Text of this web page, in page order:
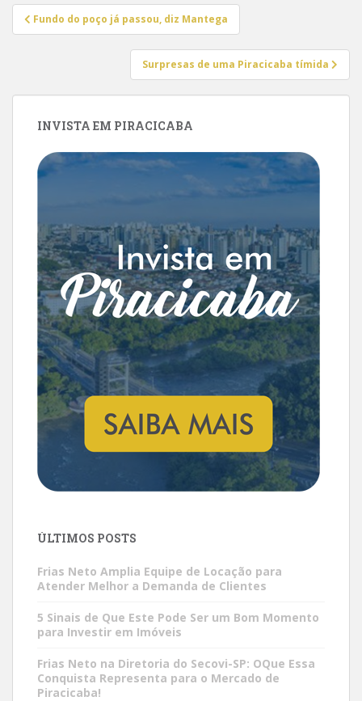
Navegação
de
Fundo do poço já passou, diz Mantega
Surpresas de uma Piracicaba tímida
INVISTA EM PIRACICABA
ÚLTIMOS POSTS
Frias Neto Amplia Equipe de Locação para
Atender Melhor a Demanda de Clientes
5 Sinais de Que Este Pode Ser um Bom Momento
para Investir em Imóveis
Frias Neto na Diretoria do Secovi-SP: OQue Essa
Conquista Representa para o Mercado de
Piracicaba!